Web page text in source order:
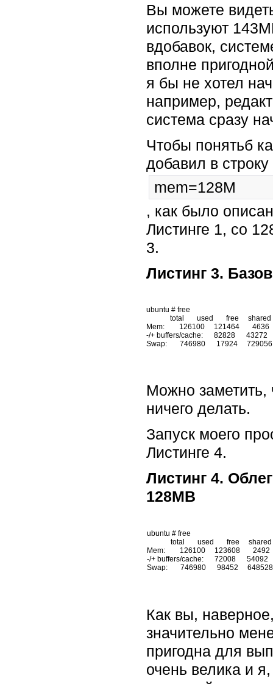
Вы можете
используют
вдобавок,
вполне
я бы не хотел
например,
система сразу
Чтобы понятьб
добавил в
mem=128M
, как было
Листинге 1, со
3.
Листинг 3.
ubuntu # free
Mem:        126100     121464       4636
-/+ buffers/cache:      82828      43272
Можно заметить,
ничего делать.
Запуск моего
Листинге 4.
Листинг 4.
128MB
ubuntu # free
Mem:        126100     123608       2492
-/+ buffers/cache:      72008      54092
Как вы,
значительно
пригодна для
очень велика и